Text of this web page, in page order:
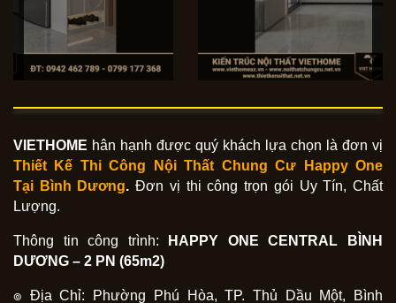
VIETHOME hân hạnh được quý khách lựa chọn là đơn vị
Thiết Kế Thi Công Nội Thất Chung Cư Happy One
Tại Bình Dương.Đơn vị thi công trọn gói Uy Tín, Chất
Lượng.
Thông tin công trình: HAPPY ONE CENTRAL BÌNH
DƯƠNG – 2 PN (65m2)
๏ Địa Chỉ: Phường Phú Hòa, TP. Thủ Dầu Một, Bình